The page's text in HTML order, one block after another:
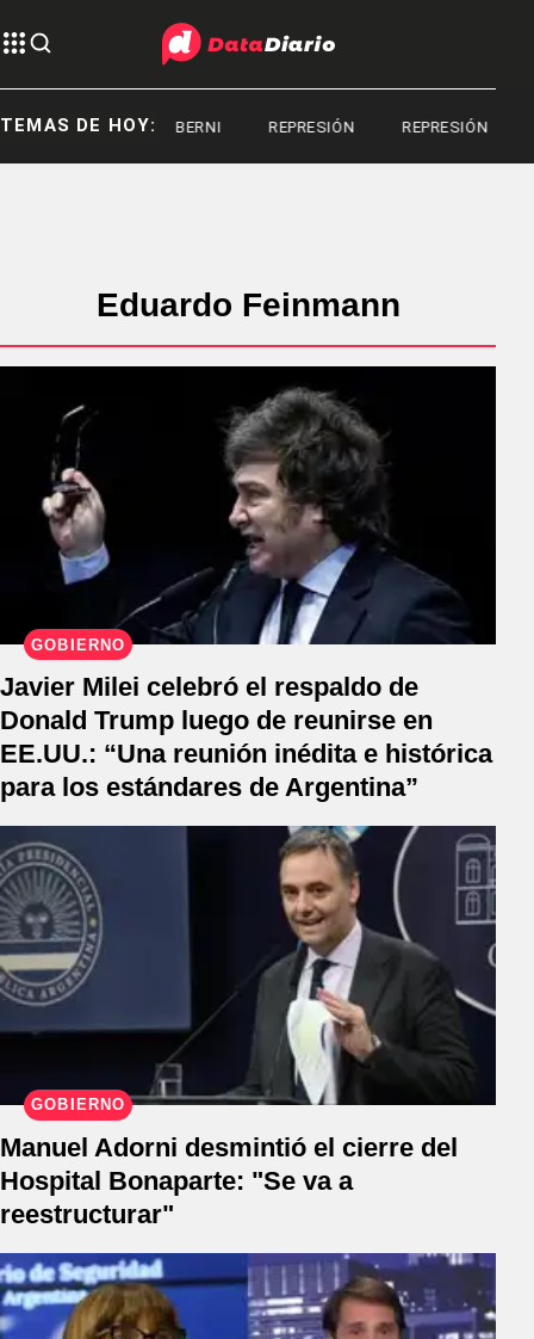
TEMAS DE HOY:
SERGIO BERNI REPRESIÓN REPRESIÓN
Eduardo Feinmann
GOBIERNO
Javier Milei celebró el respaldo de
Donald Trump luego de reunirse en
EE.UU.: “Una reunión inédita e histórica
para los estándares de Argentina”
GOBIERNO
Manuel Adorni desmintió el cierre del
Hospital Bonaparte: "Se va a
reestructurar"